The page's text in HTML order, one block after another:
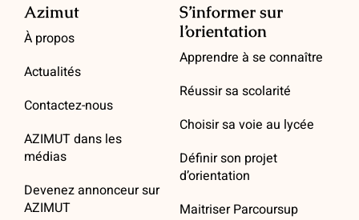
Azimut
À propos
Actualités
Contactez-nous
AZIMUT dans les
médias
Devenez annonceur sur
AZIMUT
S’informer sur
l’orientation
Apprendre à se connaître
Réussir sa scolarité
Choisir sa voie au lycée
Définir son projet
d’orientation
Maitriser Parcoursup